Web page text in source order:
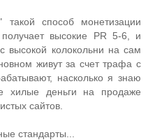
такой способ монетизации
высокие PR 5-6, и
высокой колокольни на сам
живут за счет трафа с
насколько я знаю
хилые деньги на продаже
сайтов.
стандарты...